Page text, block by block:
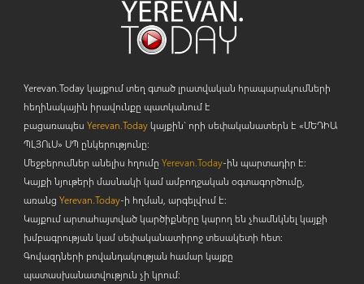
Yerevan.Today կայքում տեղ գտած լրատվական հրապարակումների
հեղինակային իրավունքը պատկանում է
բացառապես Yerevan.Todayկայքին` որի սեփականատերն է «ՄԵԴԻԱ
ՊԼՅՈւՍ» ՍՊ ընկերությունը։
Մեջբերումներ անելիս հղումը Yerevan.Today-ին պարտադիր է:
Կայքի նյութերի մասնակի կամ ամբողջական օգտագործումը,
առանց Yerevan.Today-ի հղման, արգելվում է:
Կայքում արտահայտված կարծիքները կարող են չհամնկնել կայքի
խմբագրության կամ սեփականատիրոջ տեսակետի հետ:
Գովազդների բովանդակության համար կայքը
պատասխանատվություն չի կրում: